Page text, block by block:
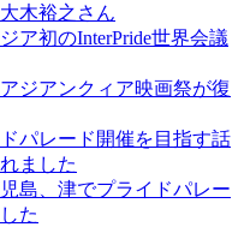
木裕之さん
ア初のInterPride世界会議
ジアンクィア映画祭が復
パレード開催を目指す話
ました
島、津でプライドパレー
た